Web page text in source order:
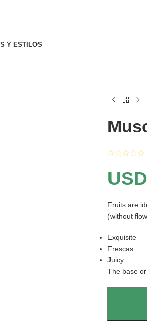
Y ESTILOS
Fruits are
(without
Exquisite
Frescas
Juicy
The base